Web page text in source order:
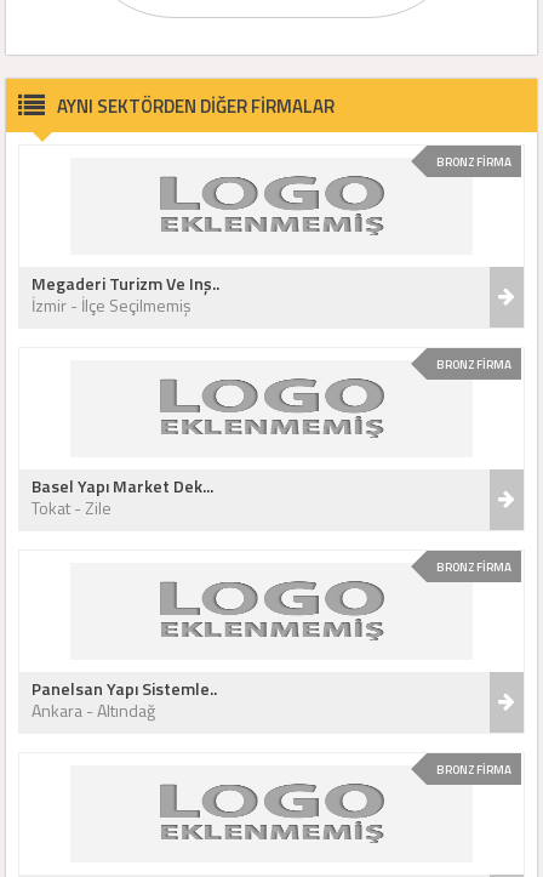
AYNI SEKTÖRDEN DİĞER FİRMALAR
BRONZ FİRMA
Megaderi Turizm Ve Inş..
İzmir - İlçe Seçilmemiş
BRONZ FİRMA
Basel Yapı Market Dek...
Tokat - Zile
BRONZ FİRMA
Panelsan Yapı Sistemle..
Ankara - Altındağ
BRONZ FİRMA